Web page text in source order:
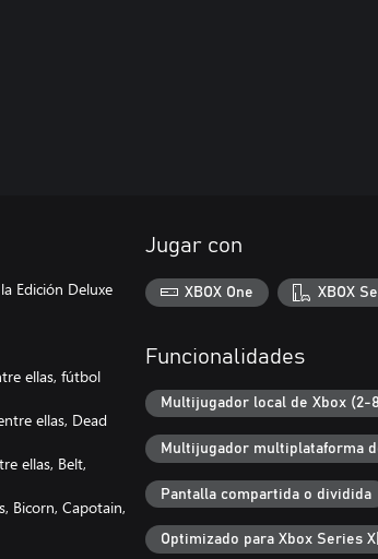
Edición Deluxe
ellas, fútbol
ellas, Dead
ellas, Belt,
Bicorn, Capotain,
Jugar con
XBOX One XBOX
Funcionalidades
Multijugador local de Xbox (2-
Multijugador multiplataforma
Pantalla compartida o dividida
Optimizado para Xbox Series